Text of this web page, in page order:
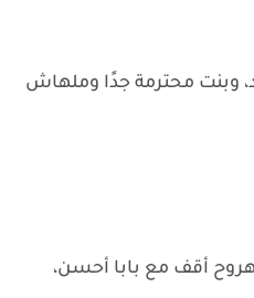
وبنت محترمة جدًا وملهاش
هروح أقف مع بابا أحسن،